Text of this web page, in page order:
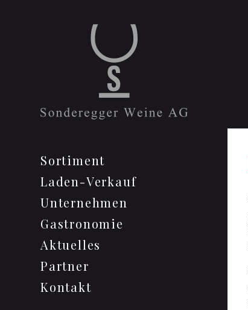
Sortiment
Laden-Verkauf
Unternehmen
Gastronomie
Aktuelles
Partner
Kontakt